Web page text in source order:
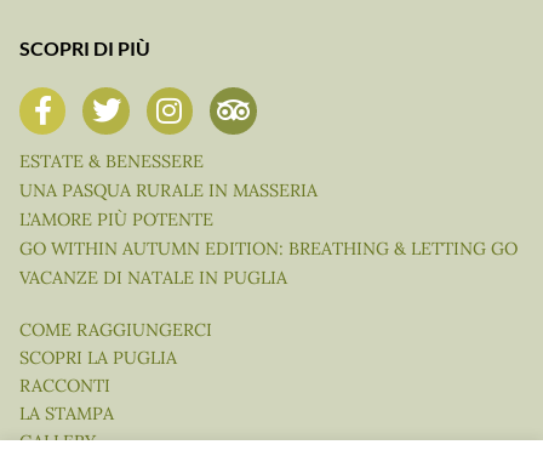
SCOPRI DI PIÙ
ESTATE & BENESSERE
UNA PASQUA RURALE IN MASSERIA
L’AMORE PIÙ POTENTE
GO WITHIN AUTUMN EDITION: BREATHING & LETTING GO
VACANZE DI NATALE IN PUGLIA
COME RAGGIUNGERCI
SCOPRI LA PUGLIA
RACCONTI
LA STAMPA
GALLERY